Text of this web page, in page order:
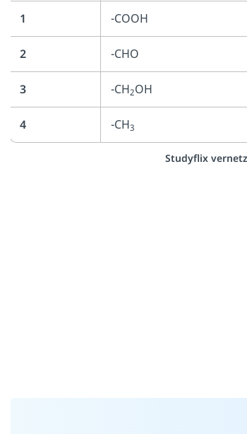
1 -COOH
2 -CHO
3 -CH2OH
4 -CH3
Studyflix